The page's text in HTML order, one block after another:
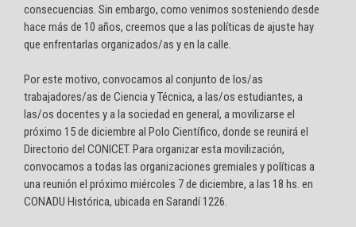
consecuencias. Sin embargo, como venimos sosteniendo desde
hace más de 10 años, creemos que a las políticas de ajuste hay
que enfrentarlas organizados/as y en la calle.
Por este motivo, convocamos al conjunto de los/as
trabajadores/as de Ciencia y Técnica, a las/os estudiantes, a
las/os docentes y a la sociedad en general, a movilizarse el
próximo 15 de diciembre al Polo Científico, donde se reunirá el
Directorio del CONICET. Para organizar esta movilización,
convocamos a todas las organizaciones gremiales y políticas a
una reunión el próximo miércoles 7 de diciembre, a las 18 hs. en
CONADU Histórica, ubicada en Sarandí 1226.